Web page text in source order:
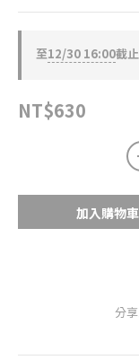
至12/30 16:00截止
NT$630
加入購物車
分